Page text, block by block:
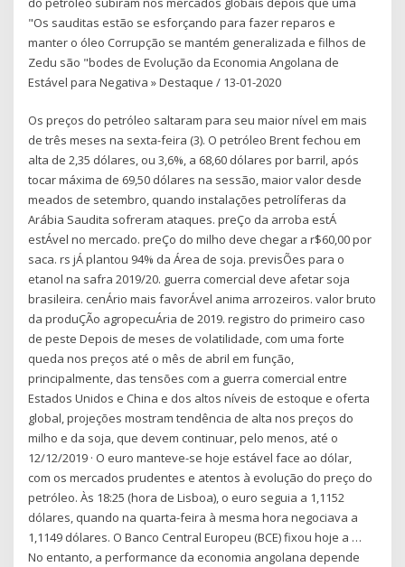
"Os sauditas estão se esforçando para fazer reparos e
manter o óleo Corrupção se mantém generalizada e filhos de
Zedu são "bodes de Evolução da Economia Angolana de
Estável para Negativa » Destaque / 13-01-2020
Os preços do petróleo saltaram para seu maior nível em mais
de três meses na sexta-feira (3). O petróleo Brent fechou em
alta de 2,35 dólares, ou 3,6%, a 68,60 dólares por barril, após
tocar máxima de 69,50 dólares na sessão, maior valor desde
meados de setembro, quando instalações petrolíferas da
Arábia Saudita sofreram ataques. preÇo da arroba estÁ
estÁvel no mercado. preÇo do milho deve chegar a r$60,00 por
saca. rs jÁ plantou 94% da Área de soja. previsÕes para o
etanol na safra 2019/20. guerra comercial deve afetar soja
brasileira. cenÁrio mais favorÁvel anima arrozeiros. valor bruto
da produÇÃo agropecuÁria de 2019. registro do primeiro caso
de peste Depois de meses de volatilidade, com uma forte
queda nos preços até o mês de abril em função,
principalmente, das tensões com a guerra comercial entre
Estados Unidos e China e dos altos níveis de estoque e oferta
global, projeções mostram tendência de alta nos preços do
milho e da soja, que devem continuar, pelo menos, até o
12/12/2019 · O euro manteve-se hoje estável face ao dólar,
com os mercados prudentes e atentos à evolução do preço do
petróleo. Às 18:25 (hora de Lisboa), o euro seguia a 1,1152
dólares, quando na quarta-feira à mesma hora negociava a
1,1149 dólares. O Banco Central Europeu (BCE) fixou hoje a …
No entanto, a performance da economia angolana depende